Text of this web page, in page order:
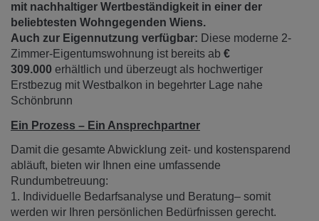
mit nachhaltiger Wertbeständigkeit in einer der
beliebtesten Wohngegenden Wiens.
Auch zur Eigennutzung verfügbar: Diese moderne 2-
Zimmer-Eigentumswohnung ist bereits ab €
309.000 erhältlich und überzeugt als hochwertiger
Erstbezug mit Westbalkon in begehrter Lage nahe
Schönbrunn
Ein Prozess – Ein Ansprechpartner
Damit die gesamte Abwicklung zeit- und kostensparend
abläuft, bieten wir Ihnen eine umfassende
Rundumbetreuung:
1. Individuelle Bedarfsanalyse und Beratung– somit
werden wir Ihren persönlichen Bedürfnissen gerecht.